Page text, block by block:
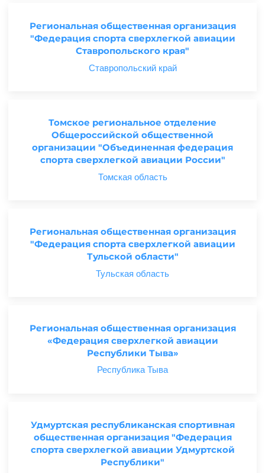
Региональная общественная организация
"Федерация спорта сверхлегкой авиации
Ставропольского края"
Ставропольский край
Томское региональное отделение
Общероссийской общественной
организации "Объединенная федерация
спорта сверхлегкой авиации России"
Томская область
Региональная общественная организация
"Федерация спорта сверхлегкой авиации
Тульской области"
Тульская область
Региональная общественная организация
«Федерация сверхлегкой авиации
Республики Тыва»
Республика Тыва
Удмуртская республиканская спортивная
общественная организация "Федерация
спорта сверхлегкой авиации Удмуртской
Республики"